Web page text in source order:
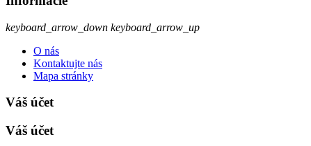
keyboard_arrow_down keyboard_arrow_up
O nás
Kontaktujte nás
Mapa stránky
Váš účet
Váš účet